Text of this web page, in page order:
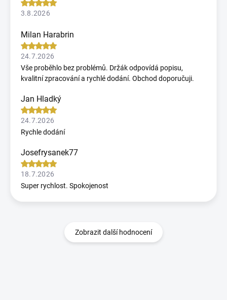
3.8.2026
Milan Harabrin
24.7.2026
Vše proběhlo bez problémů. Držák odpovídá popisu,
kvalitní zpracování a rychlé dodání. Obchod doporučuji.
Jan Hladký
24.7.2026
Rychle dodání
Josefrysanek77
18.7.2026
Super rychlost. Spokojenost
Zobrazit další hodnocení